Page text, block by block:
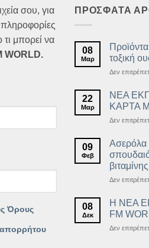
σου, για
πληροφορίες
μπορεί να
WORLD.
Όρους
απορρήτου
ΠΡΟΣΦΑΤΑ
08
Μαρ
τοξική
Δεν
22
Μαρ
ΝΕΑ
ΚΑΡΤΑ
Δεν
09
Φεβ
Ασερόλα
Δεν
08
Δεκ
Η ΝΕΑ
FM
Δεν